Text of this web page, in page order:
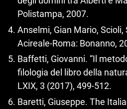
Polistampa, 2007.
Anselmi, Gian Mario,
Acireale-Roma: Bonanno,
Baffetti, Giovanni. “Il
filologia del libro della
LXIX, 3 (2017), 499‑512.
Baretti, Giuseppe. The